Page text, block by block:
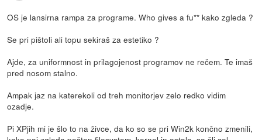
OS je lansirna rampa za programe. Who gives a fu** kako zgleda ?
Se pri pištoli ali topu sekiraš za estetiko ?
Ajde, za uniformnost in prilagojenost programov ne rečem. Te imaš
pred nosom stalno.
Ampak jaz na katerekoli od treh monitorjev zelo redko vidim
ozadje.
Pi XPjih mi je šlo to na živce, da ko so se pri Win2k končno zmenili,